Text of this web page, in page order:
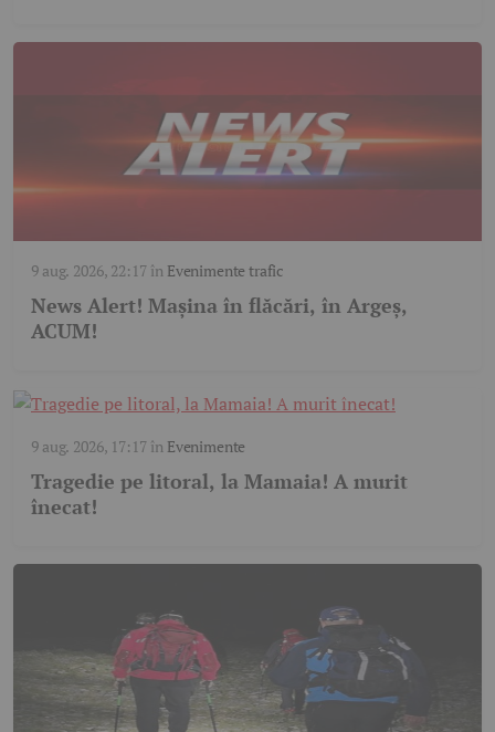
9 aug. 2026, 22:17în Evenimente trafic
News Alert! Mașina în flăcări, în Argeș,
ACUM!
9 aug. 2026, 17:17în Evenimente
Tragedie pe litoral, la Mamaia! A murit
înecat!